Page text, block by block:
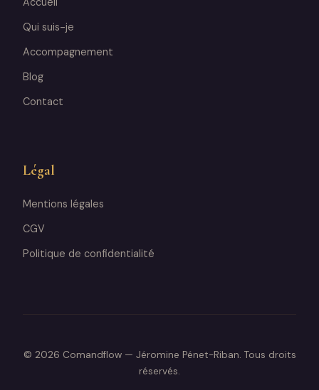
Qui suis-je
Accompagnement
Blog
Contact
Légal
Mentions légales
CGV
Politique de confidentialité
© 2026 Comandflow — Jéromine Pénet-Riban. Tous droits
réservés.